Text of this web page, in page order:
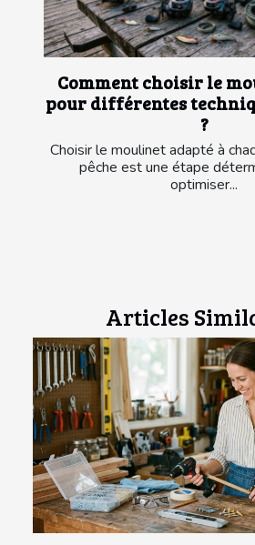
Comment choisir le
pour différentes
?
Choisir le moulinet adapté à
pêche est une étape
optimiser...
Articles